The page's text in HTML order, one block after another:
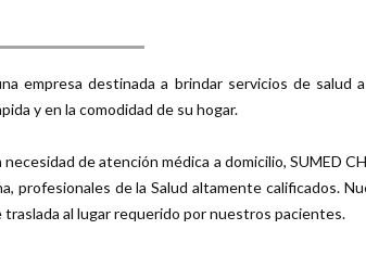
empresa destinada a brindar servicios de salud
y en la comodidad de su hogar.
de atención médica a domicilio, SUMED
profesionales de la Salud altamente calificados.
traslada al lugar requerido por nuestros pacientes.